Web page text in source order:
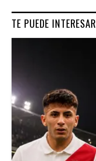
TE PUEDE INTERESAR